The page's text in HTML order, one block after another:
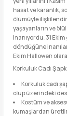
hasat ve karanlık,
ölümüyle
yaşayanların ve
inanıyordu. 31
döndüğüne
Ekim Hallowen
Korkuluk Cadı
Korkuluk cadı
olup üzerindeki
Kostüm ve
kumaşlardan